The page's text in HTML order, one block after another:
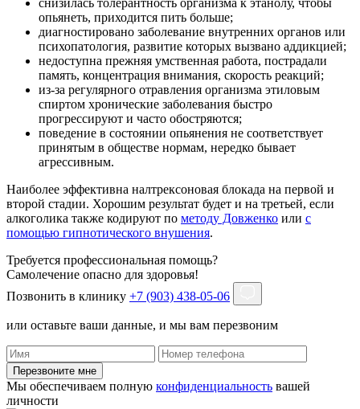
снизилась толерантность организма к этанолу, чтобы
опьянеть, приходится пить больше;
диагностировано заболевание внутренних органов или
психопатология, развитие которых вызвано аддикцией;
недоступна прежняя умственная работа, пострадали
память, концентрация внимания, скорость реакций;
из-за регулярного отравления организма этиловым
спиртом хронические заболевания быстро
прогрессируют и часто обостряются;
поведение в состоянии опьянения не соответствует
принятым в обществе нормам, нередко бывает
агрессивным.
Наиболее эффективна налтрексоновая блокада на первой и
второй стадии. Хорошим результат будет и на третьей, если
алкоголика также кодируют по методу Довженко или с
помощью гипнотического внушения.
Требуется профессиональная помощь?
Самолечение опасно для здоровья!
Позвонить в клинику +7 (903) 438-05-06
или оставьте ваши данные, и мы вам перезвоним
Перезвоните мне
Мы обеспечиваем полную конфиденциальность вашей
личности